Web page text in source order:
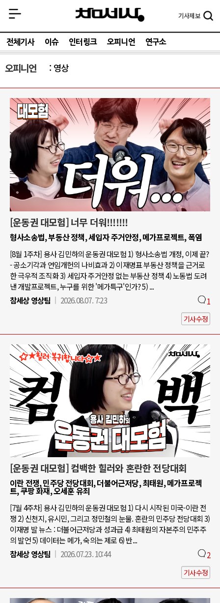
기사제보
전체기사 이슈 인터링크 오피니언 연구소
오피니언 영상
[운동권 대모험] 너무 더워!!!!!!!
형사소송법, 부동산 정책, 세입자 주거안정, 메가프로젝트, 폭염
[8월 1주차] 용사 김민하의 운동권 대모험 1) 형사소송법 개정, 이제 끝?
- 공소기각과 연임개헌의 나비효과 2) 이재명표 부동산 정책을 근거로
한 극우적 조직화 3) 세입자 주거안정 없는 부동산 정책 4) 노동법 도려
낸 개발프로젝트, 누구를 위한 '메가특구'인가? 5) ...
참세상 영상팀
2026.08.07. 7:23 1
기사수정
[운동권 대모험] 컴백한 힐러와 혼란한 전당대회
이란 전쟁, 민주당 전당대회, 더불어근저당, 최태원, 메가프로젝
트, 쿠팡 화재, 오세훈 유죄
[7월 4주차] 용사 김민하의 운동권 대모험 1) 다시 시작된 미국-이란 전
쟁 2) 신천지, 유시민, 그리고 정민철의 눈물. 혼란의 민주당 전당대회 3)
이재명 발 뉴스 : 더불어근저당과 성과급 4) 최태원의 자본주의 민주주
의 발언 5) 데이터는 메가, 숙의는 제로 6) 반...
참세상 영상팀
2026.07.23. 10:44 2
기사수정